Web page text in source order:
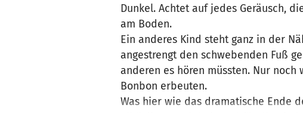
Dunkel. Achtet auf jedes Geräusch,
am Boden.
Ein anderes Kind steht ganz in der
angestrengt den schwebenden Fuß
anderen es hören müssten. Nur
Bonbon erbeuten.
Was hier wie das dramatische Ende